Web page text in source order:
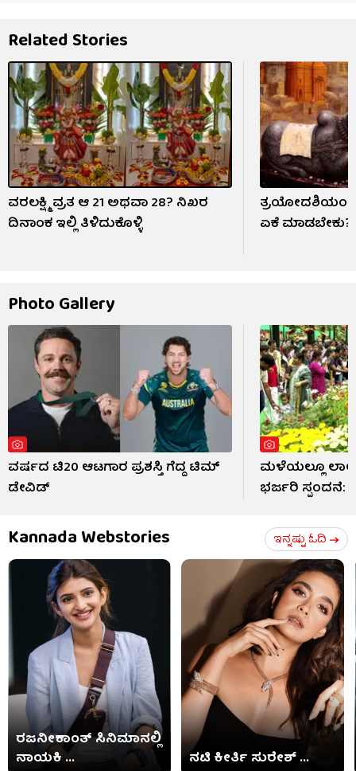
Related Stories
ವರಲಕ್ಷ್ಮಿ ವ್ರತ ಆ 21 ಅಥವಾ 28? ನಿಖರ
ದಿನಾಂಕ ಇಲ್ಲಿ ತಿಳಿದುಕೊಳ್ಳಿ
ಏಕೆ ಮಾಡಬೇಕು?
Photo Gallery
ವರ್ಷದ ಟಿ20 ಆಟಗಾರ ಪ್ರಶಸ್ತಿ ಗೆದ್ದ ಟಿಮ್
ಡೇವಿಡ್
ಮಳೆಯಲ್ಲೂ
ಭರ್ಜರಿ
Kannada Webstories ಇನ್ನಷ್ಟು ಓದಿ
ರಜನೀಕಾಂತ್ ಸಿನಿಮಾನಲ್ಲಿ
ನಾಯಕಿ ...
ನಟಿ ಕೀರ್ತಿ ಸುರೇಶ್ ...